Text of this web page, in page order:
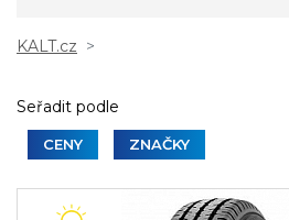
KALT.cz
Seřadit podle
CENY ZNAČKY